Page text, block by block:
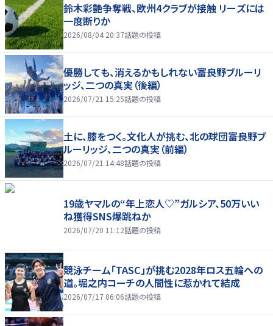
鈴木彩艶争奪戦、欧州4クラブが接触 リーズには
一度断りか
2026/08/04 20:37話題の投稿
優勝しても、消えるかもしれない――富良野ブルーリ
ッジ、二つの真実（後編）
2026/07/21 15:25話題の投稿
土に、膝をつく。文化人が挑む、北の球団――富良野ブ
ルーリッジ、二つの真実（前編）
2026/07/21 14:48話題の投稿
19歳ヤマルの“年上恋人♡”ガルシア、50万いい
ね獲得SNS爆跳ねか
2026/07/20 11:12話題の投稿
競泳チーム「TASC」が挑む2028年ロス五輪への
道。堀之内コーチの人間性に惹かれて結成
2026/07/17 06:06話題の投稿